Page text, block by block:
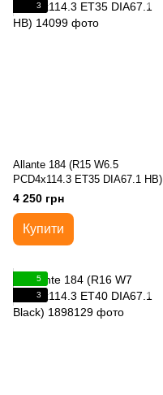
3
Allante 184 (R15 W6.5
PCD4x114.3 ET35 DIA67.1 HB)
4 250 грн
Купити
5
3